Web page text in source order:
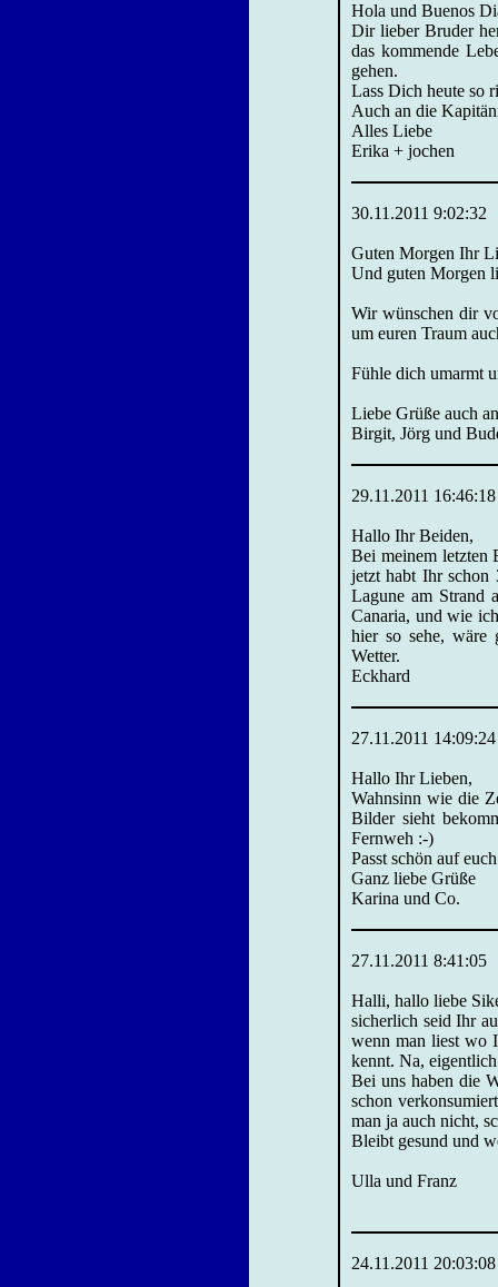
Hola und Buenos
Dir lieber Bruder
das kommende
gehen.
Lass Dich heute so
Auch an die
Alles Liebe
Erika + jochen
30.11.2011 9:02:32
Guten Morgen Ihr
Und guten Morgen
Wir wünschen dir
um euren Traum
Fühle dich umarmt
Liebe Grüße auch
Birgit, Jörg und
29.11.2011 16:46:18
Hallo Ihr Beiden,
Bei meinem letzten
jetzt habt Ihr schon
Lagune am Strand
Canaria, und wie
hier so sehe, wäre
Wetter.
Eckhard
27.11.2011 14:09:24
Hallo Ihr Lieben,
Wahnsinn wie die
Bilder sieht
Fernweh :-)
Passt schön auf
Ganz liebe Grüße
Karina und Co.
27.11.2011 8:41:05
Halli, hallo liebe
sicherlich seid Ihr
wenn man liest wo
kennt. Na,
Bei uns haben die
schon
man ja auch nicht,
Bleibt gesund und
Ulla und Franz
24.11.2011 20:03:08